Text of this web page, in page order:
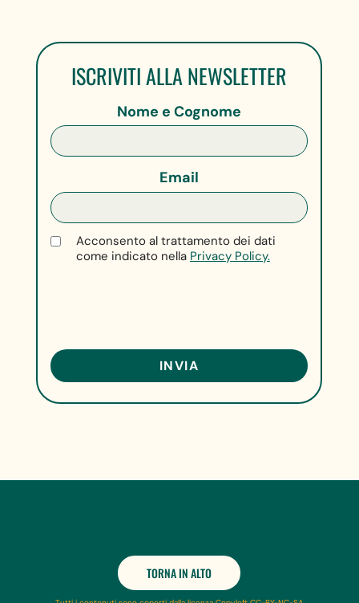
ISCRIVITI ALLA NEWSLETTER
Nome e Cognome
Email
Acconsento al trattamento dei dati
come indicato nella Privacy Policy.
TORNA IN ALTO